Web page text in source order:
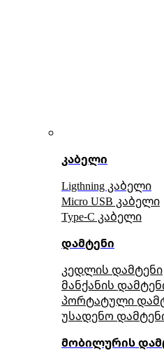
კაბელი
Ligthning კაბელი
Micro USB კაბელი
Type-C კაბელი
დამტენი
კედლის დამტენი
მანქანის
პორტატული
უსადენო
მობილურის